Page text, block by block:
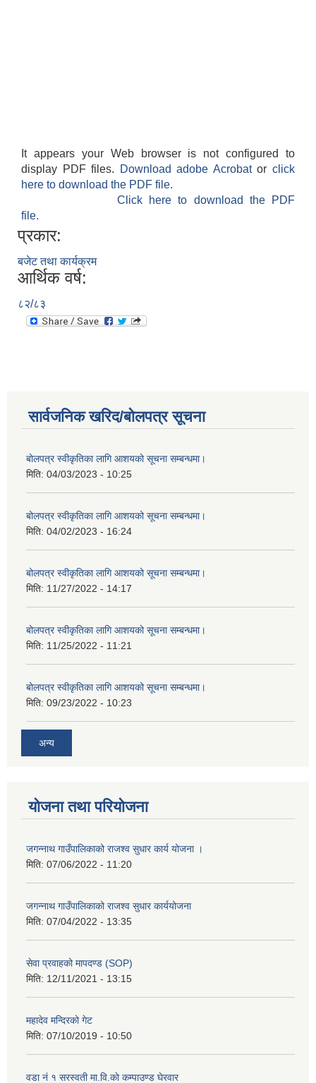
It appears your Web browser is not configured to
display PDF files.
Download adobe Acrobatorclick
here to download the PDF file.
Click here to download the PDF
file.
प्रकार:
बजेट तथा कार्यक्रम
आर्थिक वर्ष:
८२/८३
सार्वजनिक खरिद/बोलपत्र सूचना
बोलपत्र स्वीकृतिका लागि आशयको सूचना सम्बन्धमा।
मिति: 04/03/2023 - 10:25
बोलपत्र स्वीकृतिका लागि आशयको सूचना सम्बन्धमा।
मिति: 04/02/2023 - 16:24
बोलपत्र स्वीकृतिका लागि आशयको सूचना सम्बन्धमा।
मिति: 11/27/2022 - 14:17
बोलपत्र स्वीकृतिका लागि आशयको सूचना सम्बन्धमा।
मिति: 11/25/2022 - 11:21
बोलपत्र स्वीकृतिका लागि आशयको सूचना सम्बन्धमा।
मिति: 09/23/2022 - 10:23
अन्य
योजना तथा परियोजना
जगन्नाथ गाउँपालिकाको राजश्व सुधार कार्य योजना ।
मिति: 07/06/2022 - 11:20
जगन्नाथ गाउँपालिकाको राजश्व सुधार कार्ययोजना
मिति: 07/04/2022 - 13:35
सेवा प्रवाहको मापदण्ड (SOP)
मिति: 12/11/2021 - 13:15
महादेव मन्दिरको गेट
मिति: 07/10/2019 - 10:50
वडा नं १ सरस्वती मा.वि.काे कम्पाउण्ड घेरवार